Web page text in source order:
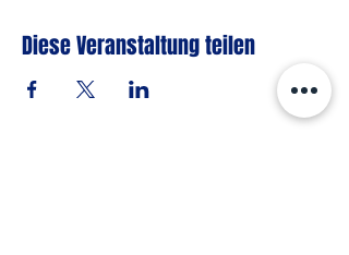
Diese Veranstaltung teilen